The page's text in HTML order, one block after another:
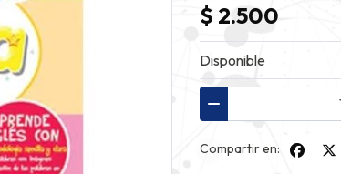
$ 2.500
Disponible
Compartir en: